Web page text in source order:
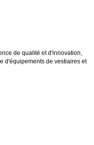
de qualité et d'innovation,
d'équipements de vestiaires et